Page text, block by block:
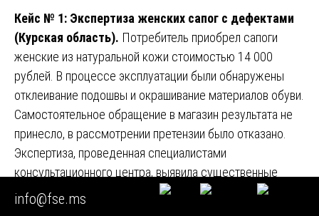
Кейс № 1: Экспертиза женских сапог с дефектами
(Курская область). Потребитель приобрел сапоги
женские из натуральной кожи стоимостью 14 000
рублей. В процессе эксплуатации были обнаружены
отклеивание подошвы и окрашивание материалов обуви.
Самостоятельное обращение в магазин результата не
принесло, в рассмотрении претензии было отказано.
Экспертиза, проведенная специалистами
консультационного центра, выявила существенные
производственные дефекты: неустойчивость и
маркость красителя материала верха, что не
info@fse.ms